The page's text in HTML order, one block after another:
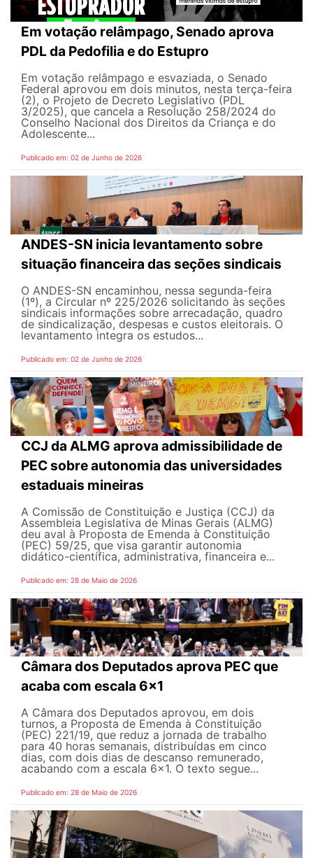
Em votação relâmpago, Senado aprova
PDL da Pedofilia e do Estupro
Em votação relâmpago e esvaziada, o Senado
Federal aprovou em dois minutos, nesta terça-feira
(2), o Projeto de Decreto Legislativo (PDL
3/2025), que cancela a Resolução 258/2024 do
Conselho Nacional dos Direitos da Criança e do
Adolescente...
Publicado em: 02 de Junho de 2026
ANDES-SN inicia levantamento sobre
situação financeira das seções sindicais
O ANDES-SN encaminhou, nessa segunda-feira
(1º), a Circular nº 225/2026 solicitando às seções
sindicais informações sobre arrecadação, quadro
de sindicalização, despesas e custos eleitorais. O
levantamento integra os estudos...
Publicado em: 02 de Junho de 2026
CCJ da ALMG aprova admissibilidade de
PEC sobre autonomia das universidades
estaduais mineiras
A Comissão de Constituição e Justiça (CCJ) da
Assembleia Legislativa de Minas Gerais (ALMG)
deu aval à Proposta de Emenda à Constituição
(PEC) 59/25, que visa garantir autonomia
didático-científica, administrativa, financeira e...
Publicado em: 28 de Maio de 2026
Câmara dos Deputados aprova PEC que
acaba com escala 6x1
A Câmara dos Deputados aprovou, em dois
turnos, a Proposta de Emenda à Constituição
(PEC) 221/19, que reduz a jornada de trabalho
para 40 horas semanais, distribuídas em cinco
dias, com dois dias de descanso remunerado,
acabando com a escala 6x1. O texto segue...
Publicado em: 28 de Maio de 2026